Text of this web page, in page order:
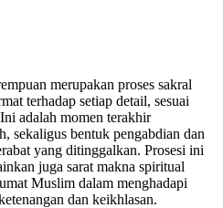
merupakan proses sakral
terhadap setiap detail, sesuai
adalah momen terakhir
sekaligus bentuk pengabdian dan
yang ditinggalkan. Prosesi ini
juga sarat makna spiritual
Muslim dalam menghadapi
dan keikhlasan.